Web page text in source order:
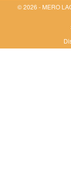
© 2026 - MERO